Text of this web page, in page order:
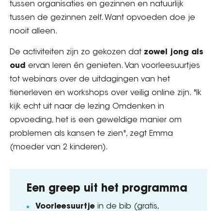
tussen organisaties en gezinnen en natuurlijk
tussen de gezinnen zelf. Want opvoeden doe je
nooit alleen.
De activiteiten zijn zo gekozen dat zowel jong als
oud ervan leren én genieten. Van voorleesuurtjes
tot webinars over de uitdagingen van het
tienerleven en workshops over veilig online zijn. "Ik
kijk echt uit naar de lezing Omdenken in
opvoeding, het is een geweldige manier om
problemen als kansen te zien", zegt Emma
(moeder van 2 kinderen).
Een greep uit het programma
Voorleesuurtje in de bib (gratis,